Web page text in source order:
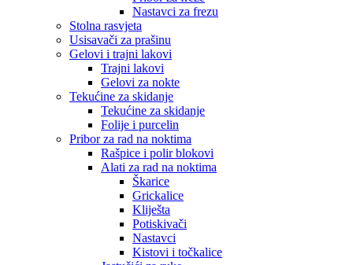
Nastavci za frezu
Stolna rasvjeta
Usisavači za prašinu
Gelovi i trajni lakovi
Trajni lakovi
Gelovi za nokte
Tekućine za skidanje
Tekućine za skidanje
Folije i purcelin
Pribor za rad na noktima
Rašpice i polir blokovi
Alati za rad na noktima
Škarice
Grickalice
Kliješta
Potiskivači
Nastavci
Kistovi i točkalice